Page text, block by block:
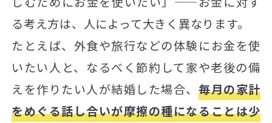
る考え方は、人によって大きく異なります。
たとえば、外食や旅行などの体験にお金を使
いたい人と、なるべく節約して家や老後の備
えを作りたい人が結婚した場合、毎月の家計
をめぐる話し合いが摩擦の種になることは少